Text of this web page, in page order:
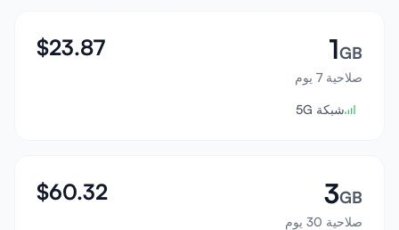
أحل صديقاً
كن شريكاً
مركز المساعدة
توافق الأجهزة
1GB
صلاحية 7 يوم
$23.87
شبكة 5G
3GB
صلاحية 30 يوم
$60.32